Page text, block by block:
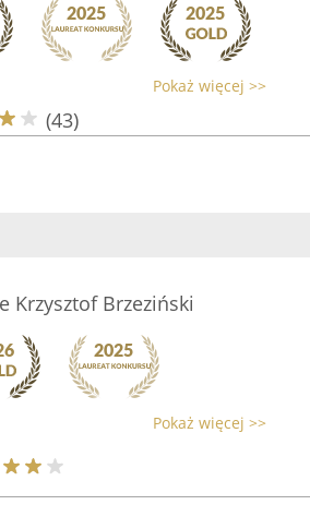
Pokaż więcej >>
(43)
Krzysztof Brzeziński
Pokaż więcej >>